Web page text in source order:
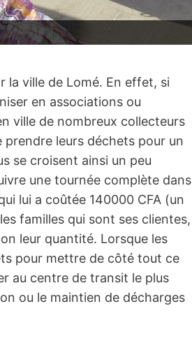
la ville de Lomé. En effet, si
en associations ou
ville de nombreux collecteurs
leurs déchets pour un
se croisent ainsi un peu
une tournée complète dans
lui a coûtée 140000 CFA (un
familles qui sont ses clientes,
leur quantité. Lorsque les
pour mettre de côté tout ce
au centre de transit le plus
ou le maintien de décharges